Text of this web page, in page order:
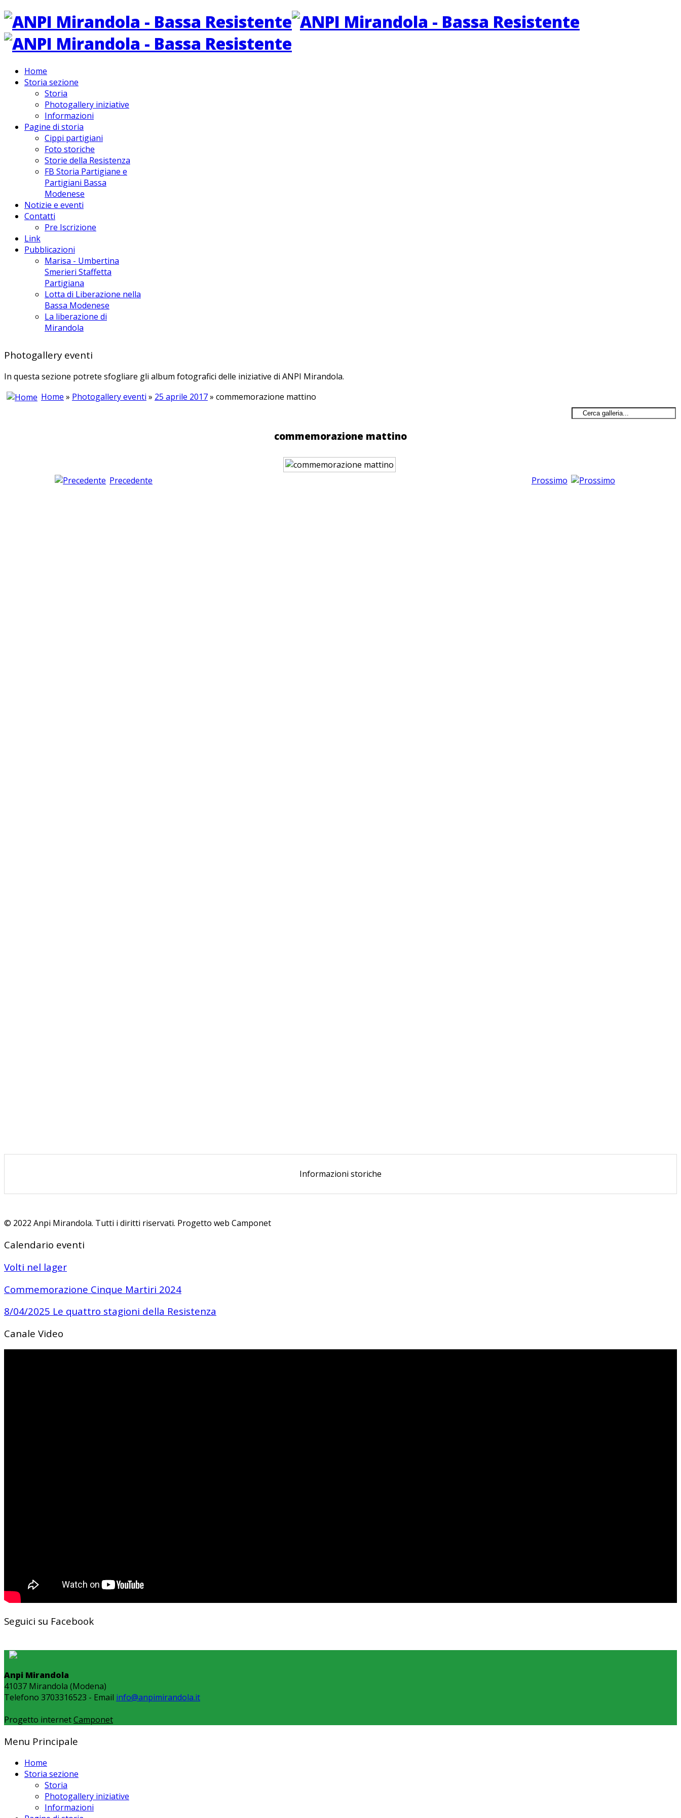
Home
Storia sezione
Storia
Photogallery iniziative
Informazioni
Pagine di storia
Cippi partigiani
Foto storiche
Storie della Resistenza
FB Storia Partigiane e
Partigiani Bassa
Modenese
Notizie e eventi
Contatti
Pre Iscrizione
Link
Pubblicazioni
Marisa - Umbertina
Smerieri Staffetta
Partigiana
Lotta di Liberazione nella
Bassa Modenese
La liberazione di
Mirandola
Photogallery eventi
In questa sezione potrete sfogliare gli album fotografici delle iniziative di ANPI Mirandola.
Home » Photogallery eventi » 25 aprile 2017» commemorazione mattino
commemorazione mattino
Precedente Prossimo
Informazioni storiche
© 2022 Anpi Mirandola. Tutti i diritti riservati. Progetto web Camponet
Calendario eventi
Volti nel lager
Commemorazione Cinque Martiri 2024
8/04/2025 Le quattro stagioni della Resistenza
Canale Video
Seguici su Facebook
Anpi Mirandola
41037 Mirandola (Modena)
Telefono 3703316523 - Email info@anpimirandola.it
Progetto internetCamponet
Menu Principale
Home
Storia sezione
Storia
Photogallery iniziative
Informazioni